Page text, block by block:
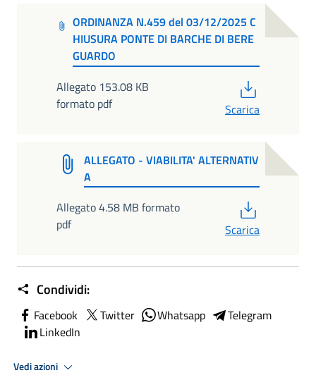
ORDINANZA N.459 del 03/12/2025 C
HIUSURA PONTE DI BARCHE DI BERE
GUARDO
Allegato 153.08 KB
formato pdf
Scarica
ALLEGATO - VIABILITA' ALTERNATIV
A
Allegato 4.58 MB formato
pdf
Scarica
Condividi:
Facebook Twitter Whatsapp
Telegram
LinkedIn
Vedi azioni